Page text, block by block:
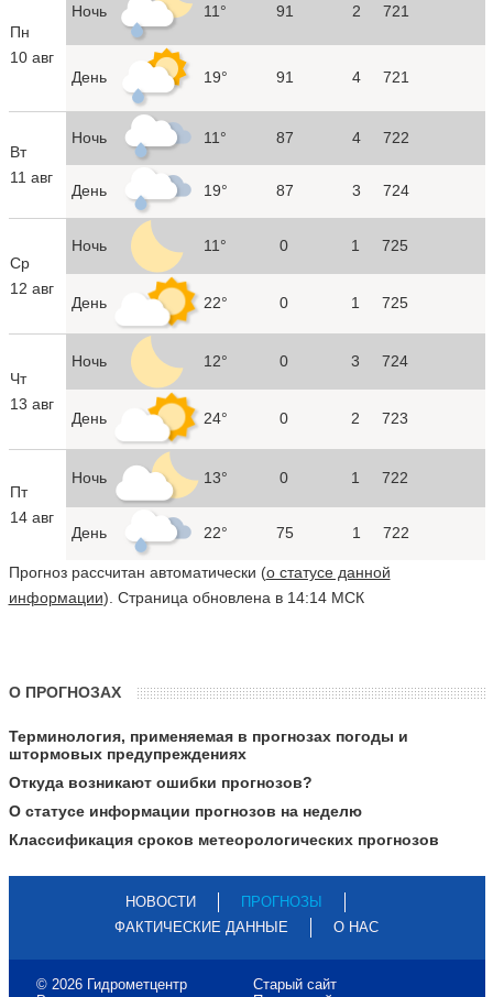
Пн
10 авг
Ночь 11° 91 2 721
День 19° 91 4 721
Вт
11 авг
Ночь 11° 87 4 722
День 19° 87 3 724
Ср
12 авг
Ночь 11° 0 1 725
День 22° 0 1 725
Чт
13 авг
Ночь 12° 0 3 724
День 24° 0 2 723
Пт
14 авг
Ночь 13° 0 1 722
День 22° 75 1 722
Прогноз рассчитан автоматически (о статусе данной
информации). Страница обновлена в 14:14 МСК
О ПРОГНОЗАХ
Терминология, применяемая в прогнозах погоды и
штормовых предупреждениях
Откуда возникают ошибки прогнозов?
О статусе информации прогнозов на неделю
Классификация сроков метеорологических прогнозов
НОВОСТИ
ПРОГНОЗЫ
ФАКТИЧЕСКИЕ ДАННЫЕ
О НАС
© 2026 Гидрометцентр
Старый сайт